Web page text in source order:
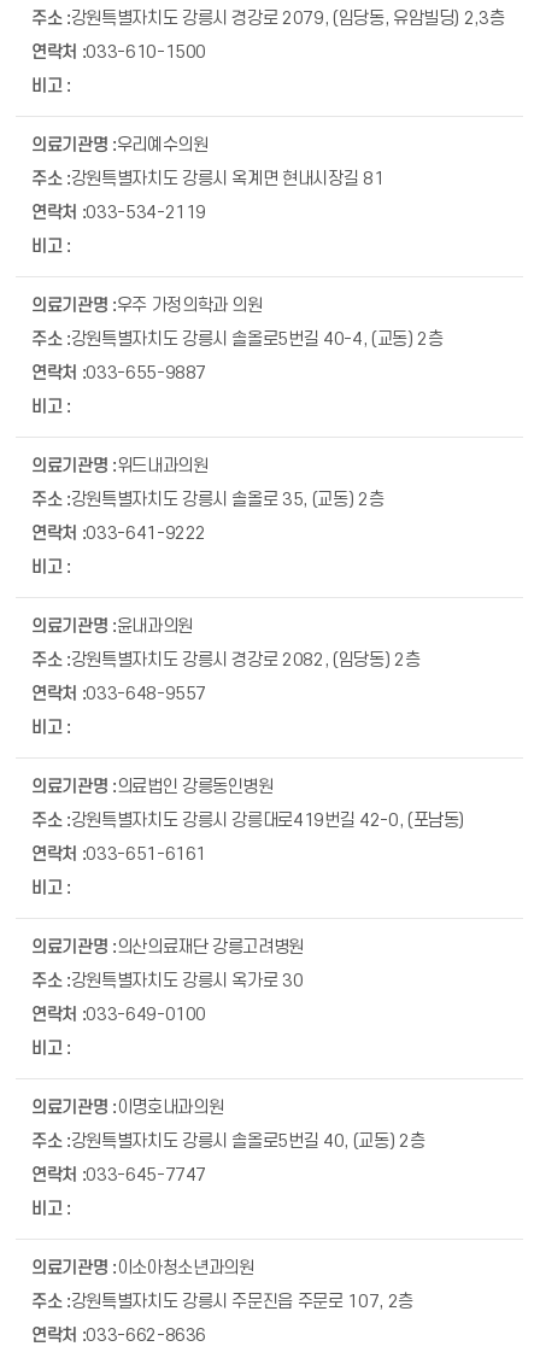
강원특별자치도 강릉시 경강로 2079, (임당동, 유암빌딩) 2,3층
033-610-1500
우리예수의원
강원특별자치도 강릉시 옥계면 현내시장길 81
033-534-2119
우주 가정의학과 의원
강원특별자치도 강릉시 솔올로5번길 40-4, (교동) 2층
033-655-9887
위드내과의원
강원특별자치도 강릉시 솔올로 35, (교동) 2층
033-641-9222
윤내과의원
강원특별자치도 강릉시 경강로 2082, (임당동) 2층
033-648-9557
의료법인 강릉동인병원
강원특별자치도 강릉시 강릉대로419번길 42-0, (포남동)
033-651-6161
의산의료재단 강릉고려병원
강원특별자치도 강릉시 옥가로 30
033-649-0100
이명호내과의원
강원특별자치도 강릉시 솔올로5번길 40, (교동) 2층
033-645-7747
이소아청소년과의원
강원특별자치도 강릉시 주문진읍 주문로 107, 2층
033-662-8636